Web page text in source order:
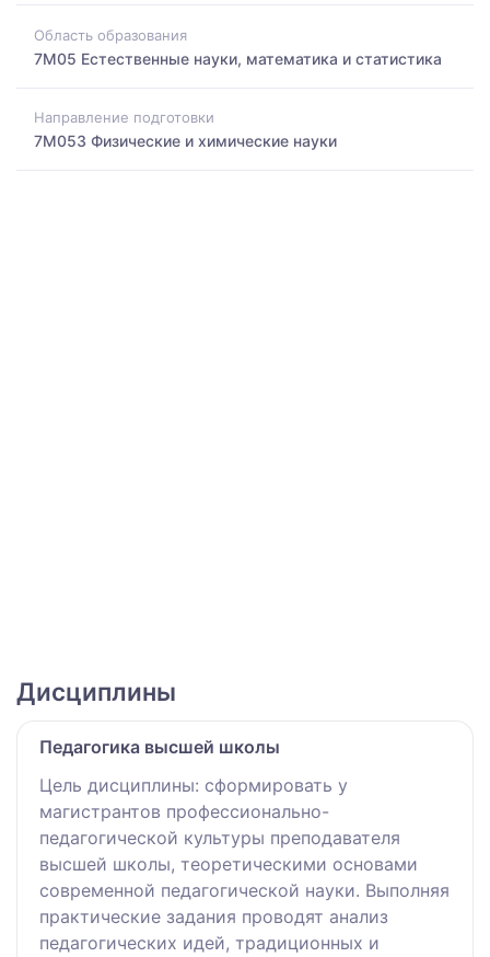
Область образования
7M05 Естественные науки, математика и статистика
Направление подготовки
7M053 Физические и химические науки
Дисциплины
Педагогика высшей школы
Цель дисциплины: сформировать у
магистрантов профессионально-
педагогической культуры преподавателя
высшей школы, теоретическими основами
современной педагогической науки. Выполняя
практические задания проводят анализ
педагогических идей, традиционных и